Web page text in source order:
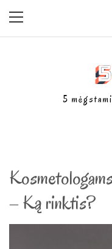
5
– Ką rinktis?